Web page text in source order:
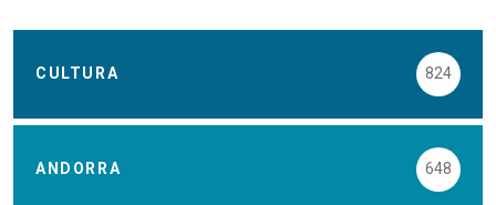
CULTURA 824
ANDORRA 648